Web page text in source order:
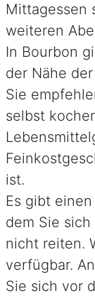
Mittagessen
weiteren
In Bourbon
der Nähe
Sie
selbst
ist.
Es gibt
dem Sie
nicht reiten.
verfügbar.
Sie sich vor